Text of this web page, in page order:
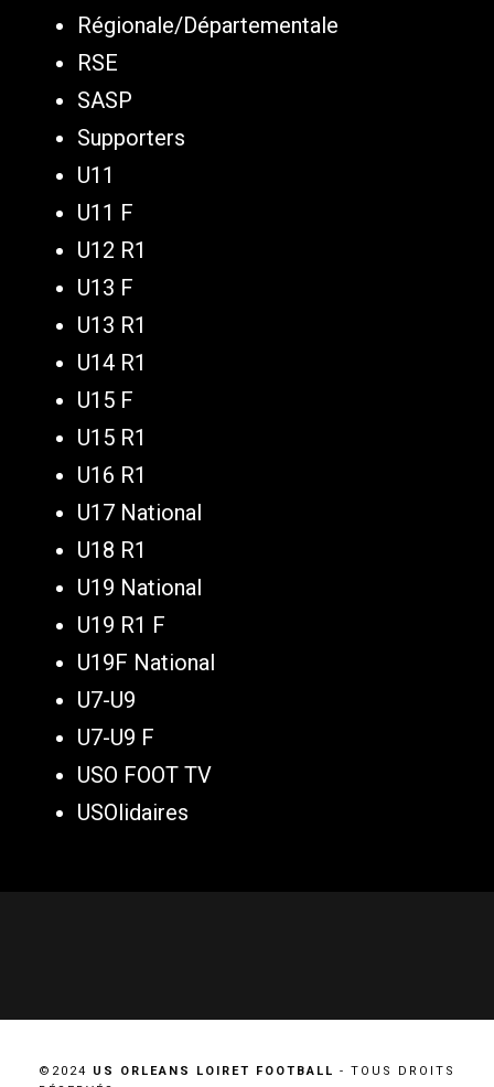
Régionale/Départementale
RSE
SASP
Supporters
U11
U11 F
U12 R1
U13 F
U13 R1
U14 R1
U15 F
U15 R1
U16 R1
U17 National
U18 R1
U19 National
U19 R1 F
U19F National
U7-U9
U7-U9 F
USO FOOT TV
USOlidaires
©2024 US ORLEANS LOIRET FOOTBALL - TOUS DROITS